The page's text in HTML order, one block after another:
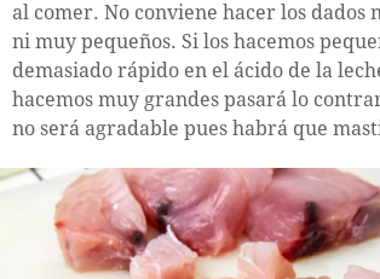
al comer. No conviene hacer los dados
ni muy pequeños. Si los hacemos
demasiado rápido en el ácido de la
hacemos muy grandes pasará lo
no será agradable pues habrá que